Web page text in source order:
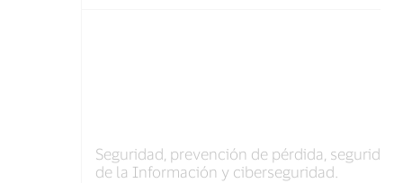
Seguridad, prevención de pérdida, seguridad
de la Información y ciberseguridad.